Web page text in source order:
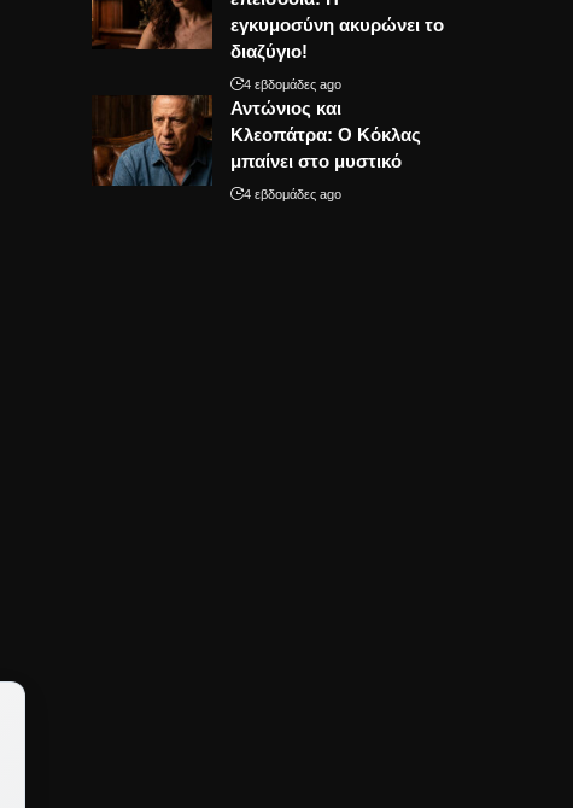
εγκυμοσύνη ακυρώνει το
διαζύγιο!
4 εβδομάδες ago
Αντώνιος και
Κλεοπάτρα: Ο Κόκλας
μπαίνει στο μυστικό
4 εβδομάδες ago